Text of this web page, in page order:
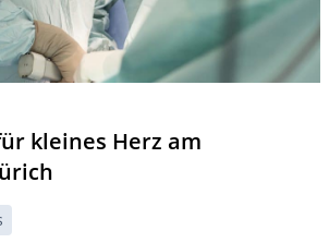
kleines Herz am